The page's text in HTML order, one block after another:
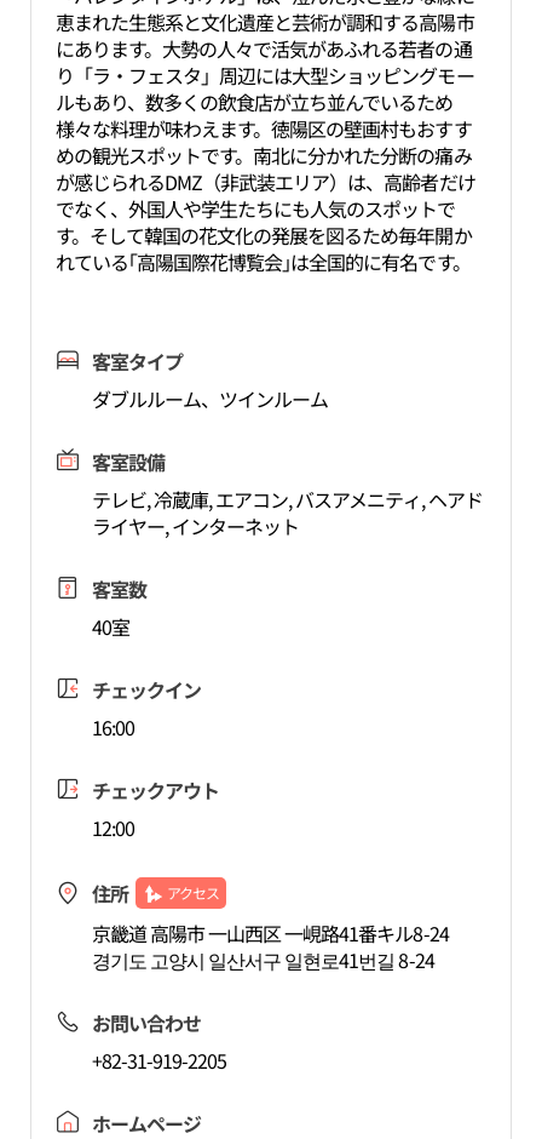
恵まれた生態系と文化遺産と芸術が調和する高陽市
にあります。大勢の人々で活気があふれる若者の通
り「ラ・フェスタ」周辺には大型ショッピングモー
ルもあり、数多くの飲食店が立ち並んでいるため
様々な料理が味わえます。徳陽区の壁画村もおすす
めの観光スポットです。南北に分かれた分断の痛み
が感じられるDMZ（非武装エリア）は、高齢者だけ
でなく、外国人や学生たちにも人気のスポットで
す。そして韓国の花文化の発展を図るため毎年開か
れている｢高陽国際花博覧会｣は全国的に有名です。
客室タイプ
ダブルルーム、ツインルーム
客室設備
テレビ, 冷蔵庫, エアコン, バスアメニティ, ヘアド
ライヤー, インターネット
客室数
40室
チェックイン
16:00
チェックアウト
12:00
住所 アクセス
京畿道 高陽市 一山西区 一峴路41番キル8-24
경기도 고양시 일산서구 일현로41번길 8-24
お問い合わせ
+82-31-919-2205
ホームページ